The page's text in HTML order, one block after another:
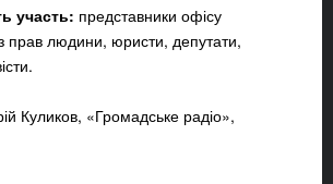
участь: представники офісу
прав людини, юристи, депутати,
Куликов, «Громадське радіо»,